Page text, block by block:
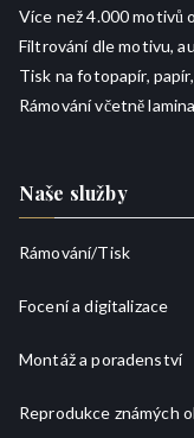
Více než 4.000 motivů
Filtrování dle motivu,
Tisk na fotopapír,
Rámování včetně
Naše služby
Rámování/Tisk
Focení a digitalizace
Montáž a poradenství
Reprodukce známých